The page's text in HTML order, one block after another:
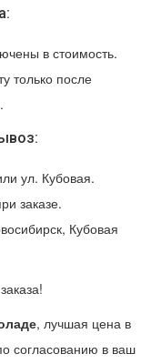
в стоимость.
только после
ул. Кубовая.
заказе.
Кубовая
, лучшая цена в
согласованию в ваш